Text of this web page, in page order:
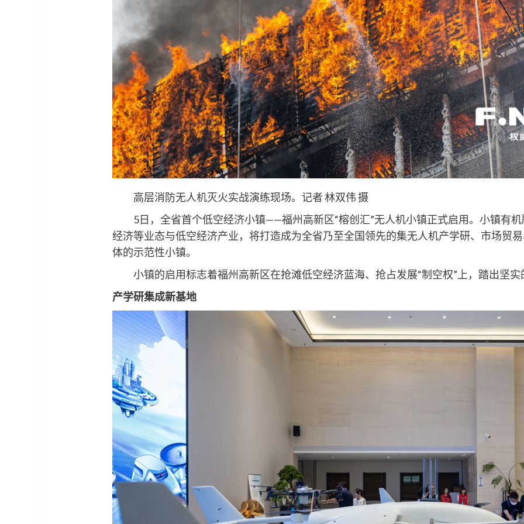
高层消防无人机灭火实战演练现场。记者 林双伟 摄
5日，全省首个低空经济小镇——福州高新区“榕创汇”无人机小镇正式启用。小镇有机
经济等业态与低空经济产业，将打造成为全省乃至全国领先的集无人机产学研、市场贸
体的示范性小镇。
小镇的启用标志着福州高新区在抢滩低空经济蓝海、抢占发展“制空权”上，踏出坚实
产学研集成新基地